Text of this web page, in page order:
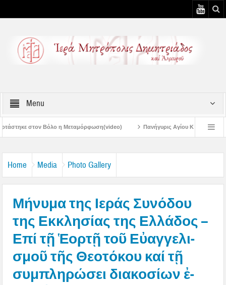
Menu
Μεταμόρφωση(video) Πανήγυρις Αγίου Καλλινίκου Μητροπολίτου Εδέσσης
Home Media Photo Gallery
Μή­νυ­μα της Ιεράς Συνόδου
της Εκκλησίας της Ελλάδος –
Επί τῇ Ἑ­ορ­τῇ τοῦ Εὐ­αγ­γε­λι­
σμοῦ τῆς Θε­ο­τό­κου καί τῇ
συμ­πλη­ρώ­σει δι­α­κο­σί­ων ἐ­